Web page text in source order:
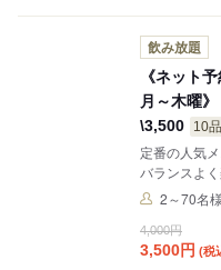
飲み放題
《ネット
月～木曜
\3,500
10品
定番の人気
バランスよ
リュームともに
￥4,000（税
のご提供！ ※飲み放題なしの【お料理のみコース】はお
2～70名様
4,000円
3,500円 (税